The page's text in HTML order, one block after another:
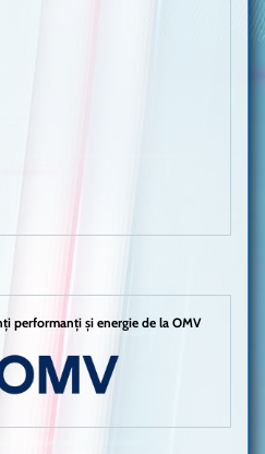
performanți și energie de la OMV